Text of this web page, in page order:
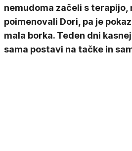
nemudoma začeli s terapijo,
poimenovali Dori, pa je
mala borka. Teden dni
sama postavi na tačke in